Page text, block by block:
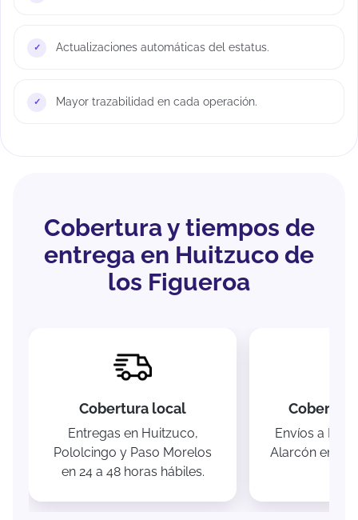
Actualizaciones automáticas del estatus.
Mayor trazabilidad en cada operación.
Cobertura y tiempos de
entrega en Huitzuco de
los Figueroa
Cobertura local
Entregas en Huitzuco,
Pololcingo y Paso Morelos
en 24 a 48 horas hábiles.
Envíos a
Alarcón en 1 a